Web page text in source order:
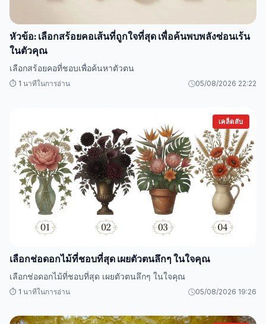
หัวข้อ: เลือกสร้อยคอเส้นที่ถูกใจที่สุด เพื่อค้นพบพลังซ่อนเร้น
ในตัวคุณ
เลือกสร้อยคอที่ชอบเพื่อค้นหาตัวตน
⏱️ 1 นาทีในการอ่าน 05/08/2026 22:22
เคล็ดลับ
เลือกช่อดอกไม้ที่ชอบที่สุด เผยตัวตนลึกๆ ในใจคุณ
เลือกช่อดอกไม้ที่ชอบที่สุด เผยตัวตนลึกๆ ในใจคุณ
⏱️ 1 นาทีในการอ่าน 05/08/2026 19:26